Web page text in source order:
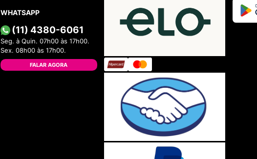
WHATSAPP
(11) 4380-6061
Seg. à Quin. 07h00 às 17h00.
Sex. 08h00 às 17h00.
FALAR AGORA